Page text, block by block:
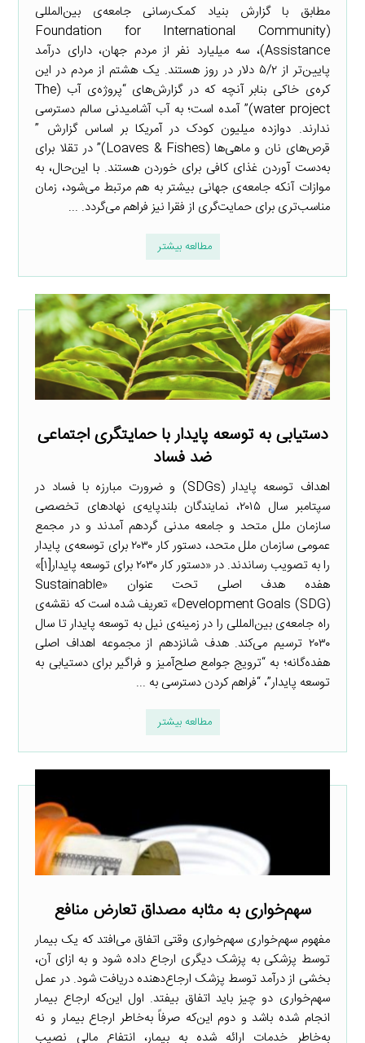
مطابق با گزارش بنیاد کمک‌رسانی جامعه‌ی بین‌المللی
(Foundation for International Community
Assistance)، سه میلیارد نفر از مردم جهان، دارای درآمد
پایین‌تر از ۵/۲ دلار در روز هستند. یک هشتم از مردم در این
کره‌ی خاکی بنابر آنچه که در گزارش‌های “پروژه‌ی آب (The
water project)” آمده است؛ به آب آشامیدنی سالم دسترسی
ندارند. دوازده میلیون کودک در آمریکا بر اساس گزارش ”
قرص‌های نان و ماهی‌ها (Loaves & Fishes)” در تقلا برای
به‌دست آوردن غذای کافی برای خوردن هستند. با این‌حال، به
موازات آنکه جامعه‌ی جهانی بیشتر به هم مرتبط می‌شود، زمان
مناسب‌تری برای حمایت‌گری از فقرا نیز فراهم می‌گردد. ...
مطالعه بیشتر
دستیابی به توسعه پایدار با حمایتگری اجتماعی
ضد فساد
اهداف توسعه پایدار (SDGs) و ضرورت مبارزه با فساد در
سپتامبر سال ۲۰۱۵، نمایندگان بلندپایه‌ی نهادهای تخصصی
سازمان ملل متحد و جامعه مدنی گردهم آمدند و در مجمع
عمومی سازمان ملل متحد، دستور کار ۲۰۳۰ برای توسعه‌ی پایدار
را به تصویب رساندند. در «دستور کار ۲۰۳۰ برای توسعه پایدار[۱]»
هفده هدف اصلی تحت عنوان «Sustainable
Development Goals (SDG)» تعریف شده است که نقشه‌‌ی
راه جامعه‌ی بین‌المللی را در زمینه‌ی نیل به توسعه پایدار تا سال
۲۰۳۰ ترسیم می‌کند. هدف شانزدهم از مجموعه اهداف اصلی
هفده‌گانه؛ به “ترویج جوامع صلح‌آمیز و فراگیر برای دستیابی به
توسعه پایدار”، “فراهم کردن دسترسی به ...
مطالعه بیشتر
سهم‌خواری به مثابه مصداق تعارض منافع
مفهوم سهم‌خواری سهم‌خواری وقتی اتفاق می‌افتد که یک بیمار
توسط پزشکی به پزشک دیگری ارجاع داده شود و به ازای آن،
بخشی از درآمد توسط پزشک ارجاع‌دهنده دریافت شود. در عمل
سهم‌خواری دو چیز باید اتفاق بیفتد. اول این‌که ارجاع بیمار
انجام شده باشد و دوم این‌که صرفاً به‌خاطر ارجاع بیمار و نه
به‌خاطر خدمات ارائه شده به بیمار، انتفاع مالی نصیب